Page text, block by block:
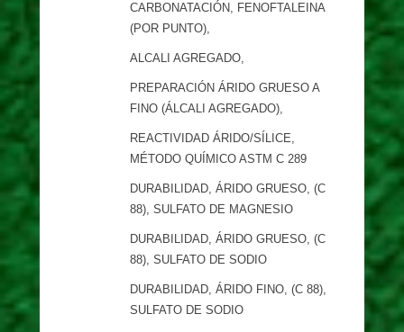
CARBONATACIÓN, FENOFTALEINA
(POR PUNTO),
ALCALI AGREGADO,
PREPARACIÓN ÁRIDO GRUESO A
FINO (ÁLCALI AGREGADO),
REACTIVIDAD ÁRIDO/SÍLICE,
MÉTODO QUÍMICO ASTM C 289
DURABILIDAD, ÁRIDO GRUESO, (C
88), SULFATO DE MAGNESIO
DURABILIDAD, ÁRIDO GRUESO, (C
88), SULFATO DE SODIO
DURABILIDAD, ÁRIDO FINO, (C 88),
SULFATO DE SODIO